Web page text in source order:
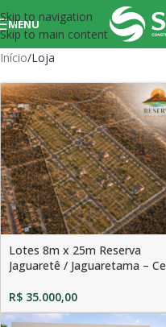
Skip to navigation
Skip to main content
MENU
Início Loja
Lotes 8m x 25m Reserva
Jaguaretê / Jaguaretama – Ce
R$ 35.000,00